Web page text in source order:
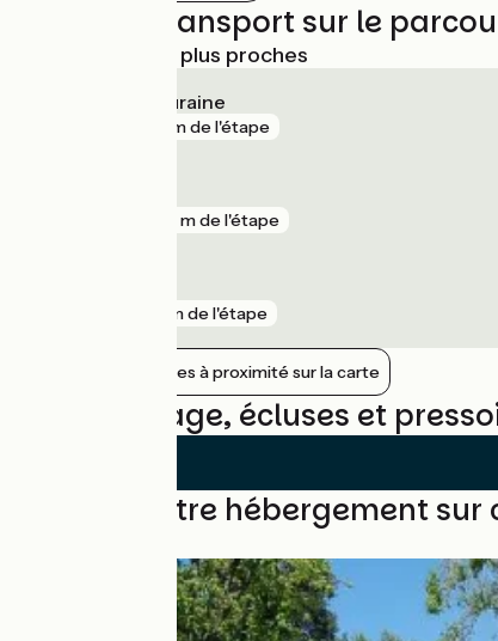
Trains et transport sur le
Gares SNCF les plus proches
Chissay-en-Touraine
37 m de l'étape
365 m de l'étape
3 km de l'étape
Afficher les gares à proximité sur la carte
Avis sur Plage, écluses et
Trouvez votre hébergement